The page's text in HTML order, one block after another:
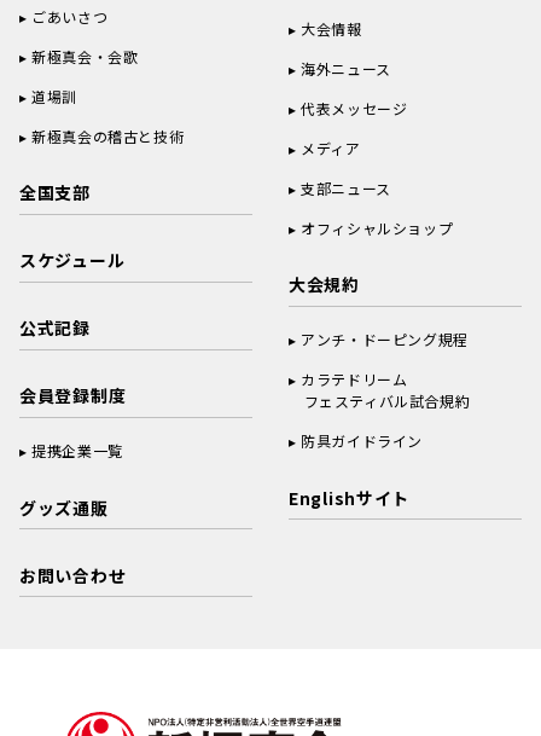
ごあいさつ
新極真会・会歌
道場訓
新極真会の稽古と技術
全国支部
スケジュール
公式記録
会員登録制度
提携企業一覧
グッズ通販
お問い合わせ
大会情報
海外ニュース
代表メッセージ
メディア
支部ニュース
オフィシャルショップ
大会規約
アンチ・ドーピング規程
カラテドリーム
フェスティバル試合規約
防具ガイドライン
Englishサイト